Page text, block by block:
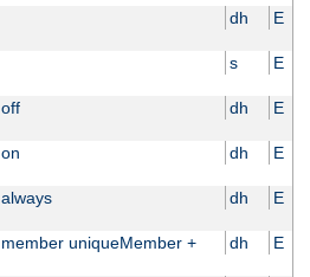
dh E
s E
off dh E
on dh E
always dh E
member uniqueMember + dh E